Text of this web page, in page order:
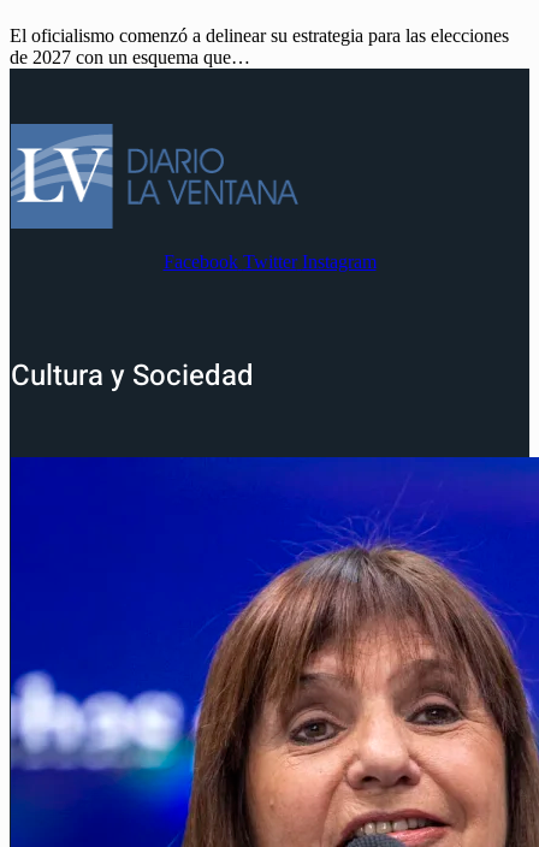
El oficialismo comenzó a delinear su estrategia para las elecciones
de 2027 con un esquema que…
Facebook Twitter Instagram
Cultura y Sociedad